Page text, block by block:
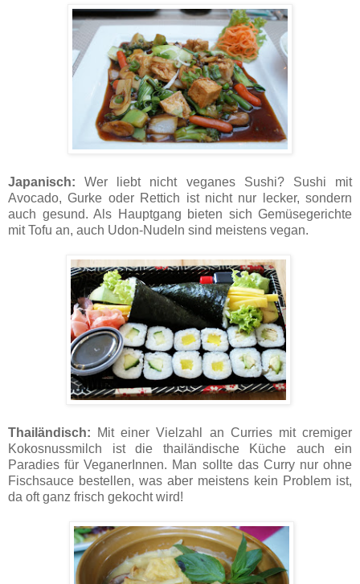
Japanisch:Wer liebt nicht veganes Sushi? Sushi mit
Avocado, Gurke oder Rettich ist nicht nur lecker, sondern
auch gesund. Als Hauptgang bieten sich Gemüsegerichte
mit Tofu an, auch Udon-Nudeln sind meistens vegan.
Thailändisch:
Mit einer Vielzahl an Curries mit cremiger
Kokosnussmilch ist die thailändische Küche auch ein
Paradies für VeganerInnen. Man sollte das Curry nur ohne
Fischsauce bestellen, was aber meistens kein Problem ist,
da oft ganz frisch gekocht wird!